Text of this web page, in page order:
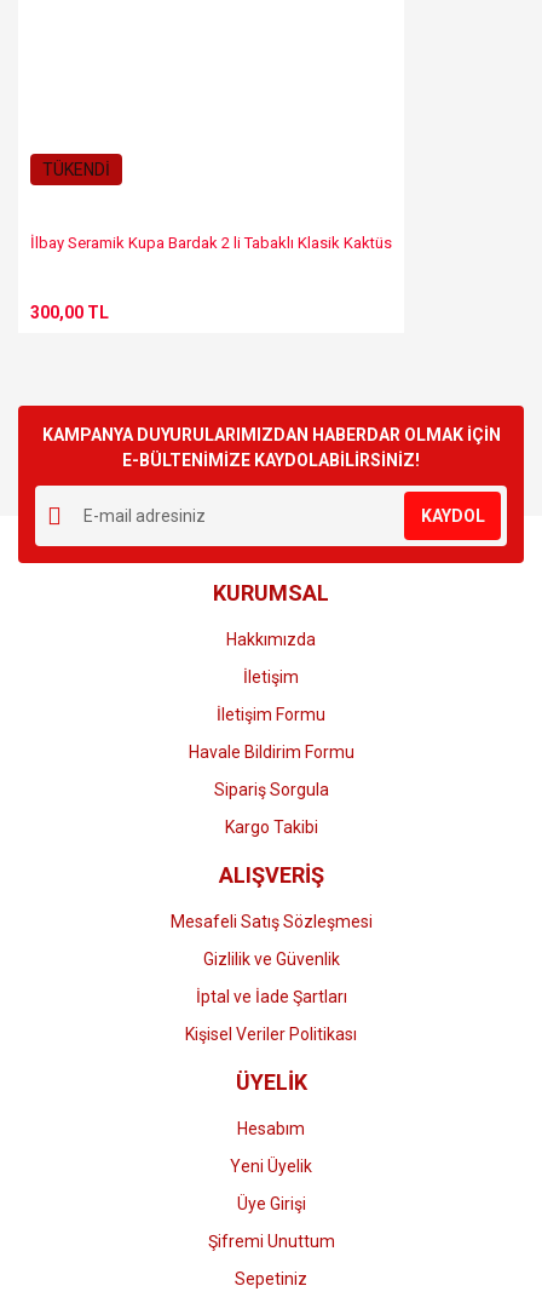
TÜKENDİ
İlbay Seramik Kupa Bardak 2 li Tabaklı Klasik Kaktüs
300,00 TL
KAMPANYA DUYURULARIMIZDAN HABERDAR OLMAK İÇİN
E-BÜLTENİMİZE KAYDOLABİLİRSİNİZ!
KAYDOL
KURUMSAL
Hakkımızda
İletişim
İletişim Formu
Havale Bildirim Formu
Sipariş Sorgula
Kargo Takibi
ALIŞVERİŞ
Mesafeli Satış Sözleşmesi
Gizlilik ve Güvenlik
İptal ve İade Şartları
Kişisel Veriler Politikası
ÜYELİK
Hesabım
Yeni Üyelik
Üye Girişi
Şifremi Unuttum
Sepetiniz